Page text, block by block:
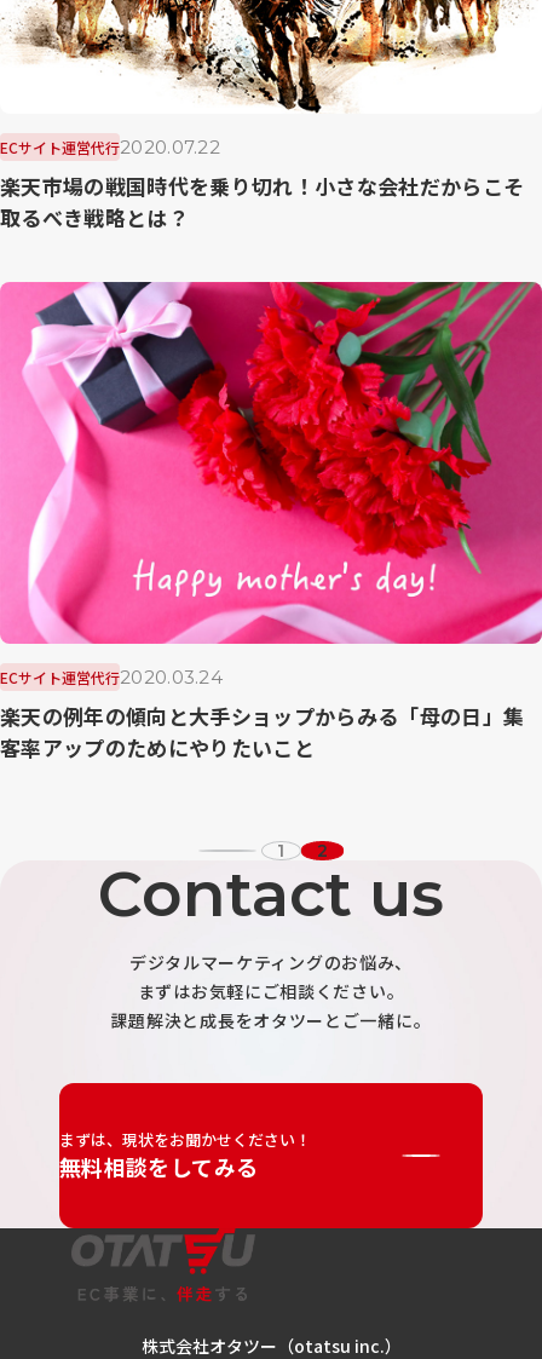
ECサイト運営代行2020.07.22
楽天市場の戦国時代を乗り切れ！小さな会社だからこそ
取るべき戦略とは？
ECサイト運営代行2020.03.24
楽天の例年の傾向と大手ショップからみる「母の日」集
客率アップのためにやりたいこと
1 2
Contact us
デジタルマーケティングのお悩み、
まずはお気軽にご相談ください。
課題解決と成長をオタツーとご一緒に。
まずは、現状をお聞かせください！
無料相談をしてみる
株式会社オタツー（otatsu inc.）